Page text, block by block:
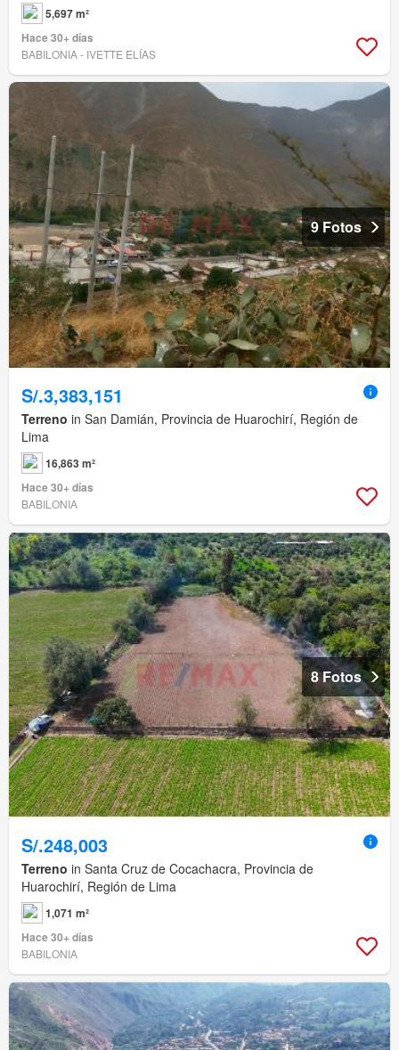
5,697 m²
Hace 30+ días
BABILONIA - IVETTE ELÍAS
9 Fotos
S/.3,383,151
Terreno in San Damián, Provincia de Huarochirí, Región de
Lima
16,863 m²
Hace 30+ días
BABILONIA
8 Fotos
S/.248,003
Terreno in Santa Cruz de Cocachacra, Provincia de
Huarochirí, Región de Lima
1,071 m²
Hace 30+ días
BABILONIA